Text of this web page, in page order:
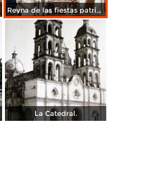
Reyna de las fiestas patrias de Teziutlán, Puebla 1923
La Catedral.